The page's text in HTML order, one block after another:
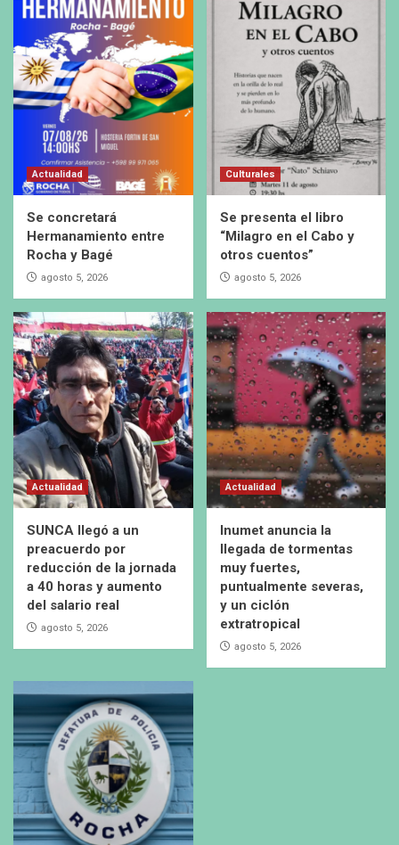
Actualidad
Se concretará
Hermanamiento entre
Rocha y Bagé
agosto 5, 2026
Culturales
Se presenta el libro
“Milagro en el Cabo y
otros cuentos”
agosto 5, 2026
Actualidad
SUNCA llegó a un
preacuerdo por
reducción de la jornada
a 40 horas y aumento
del salario real
agosto 5, 2026
Actualidad
Inumet anuncia la
llegada de tormentas
muy fuertes,
puntualmente severas,
y un ciclón
extratropical
agosto 5, 2026